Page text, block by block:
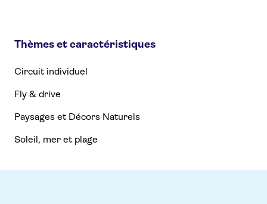
Thèmes et caractéristiques
Circuit individuel
Fly & drive
Paysages et Décors Naturels
Soleil, mer et plage